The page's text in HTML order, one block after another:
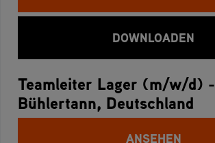
DOWNLOADEN
Teamleiter Lager (m/w/d) -
Bühlertann, Deutschland
ANSEHEN